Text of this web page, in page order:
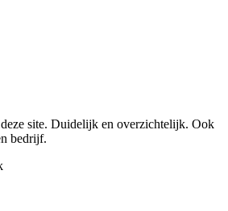
site. Duidelijk en overzichtelijk. Ook
bedrijf.